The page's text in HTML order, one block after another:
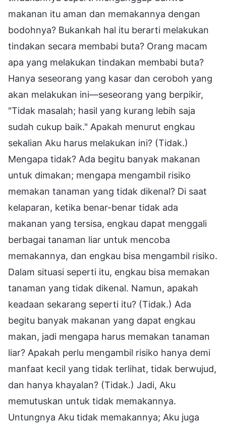
makanan itu aman dan memakannya dengan
bodohnya? Bukankah hal itu berarti melakukan
tindakan secara membabi buta? Orang macam
apa yang melakukan tindakan membabi buta?
Hanya seseorang yang kasar dan ceroboh yang
akan melakukan ini—seseorang yang berpikir,
"Tidak masalah; hasil yang kurang lebih saja
sudah cukup baik." Apakah menurut engkau
sekalian Aku harus melakukan ini? (Tidak.)
Mengapa tidak? Ada begitu banyak makanan
untuk dimakan; mengapa mengambil risiko
memakan tanaman yang tidak dikenal? Di saat
kelaparan, ketika benar-benar tidak ada
makanan yang tersisa, engkau dapat menggali
berbagai tanaman liar untuk mencoba
memakannya, dan engkau bisa mengambil risiko.
Dalam situasi seperti itu, engkau bisa memakan
tanaman yang tidak dikenal. Namun, apakah
keadaan sekarang seperti itu? (Tidak.) Ada
begitu banyak makanan yang dapat engkau
makan, jadi mengapa harus memakan tanaman
liar? Apakah perlu mengambil risiko hanya demi
manfaat kecil yang tidak terlihat, tidak berwujud,
dan hanya khayalan? (Tidak.) Jadi, Aku
memutuskan untuk tidak memakannya.
Untungnya Aku tidak memakannya; Aku juga